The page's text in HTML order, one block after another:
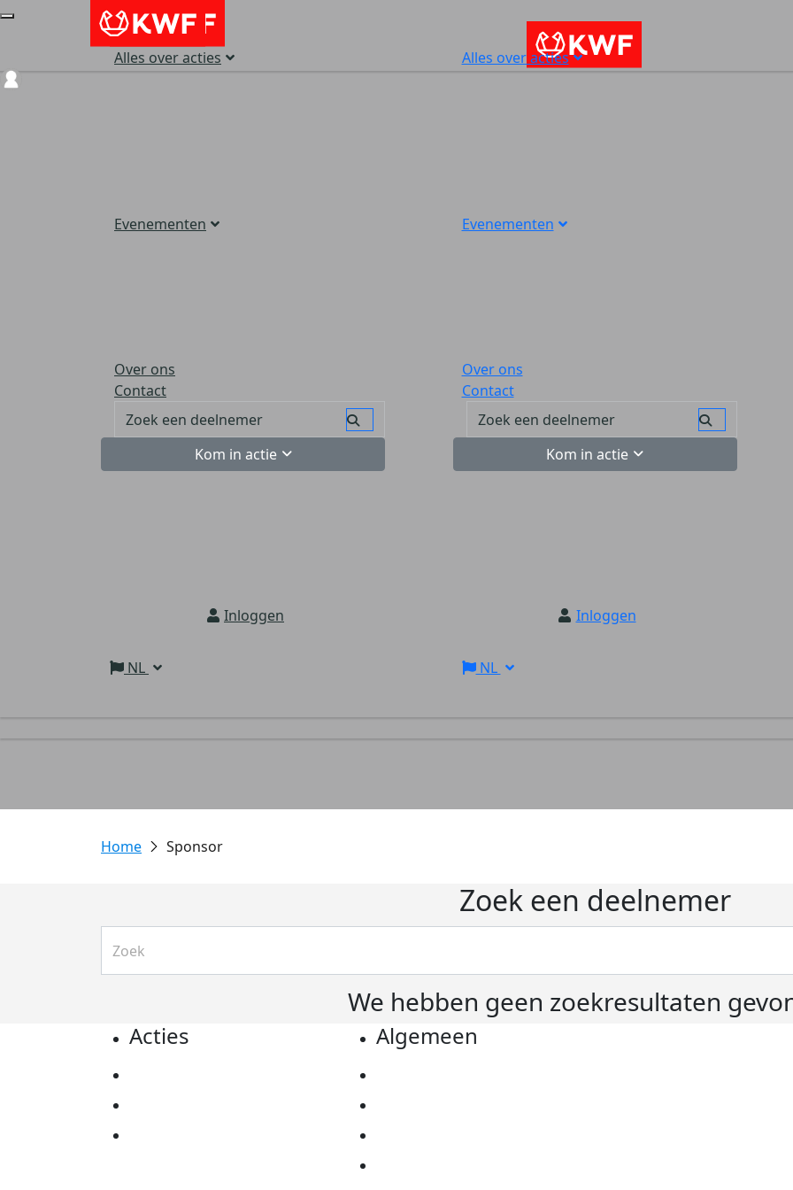
Alles over acties
Evenementen
Over ons
Contact
Kom in actie
Inloggen
NL
Alles over acties
Evenementen
Over ons
Contact
Kom in actie
Inloggen
NL
Sponsor
Zoek een deelnemer
We hebben geen zoekresultaten
Acties Algemeen